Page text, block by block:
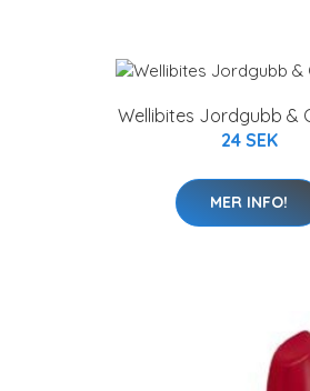
Wellibites Jordgubb &
24 SEK
MER INFO!